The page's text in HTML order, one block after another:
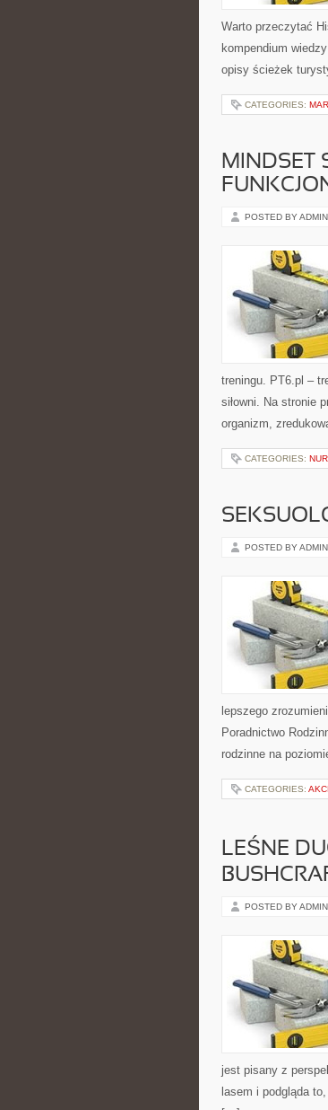
Warto przeczytać
kompendium
opisy ścieżek
CATEGORIES:
MINDSET
POSTED BY ADMIN
treningu. PT6.pl –
siłowni. Na stronie
organizm,
CATEGORIES:
POSTED BY ADMIN
lepszego
Poradnictwo
rodzinne na
CATEGORIES:
LEŚNE
POSTED BY ADMIN
jest pisany z
lasem i podgląda